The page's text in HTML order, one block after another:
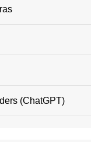
(ChatGPT)